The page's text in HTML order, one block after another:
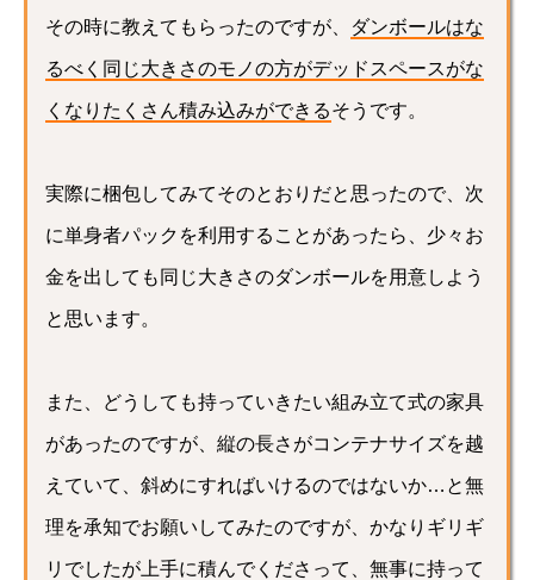
その時に教えてもらったのですが、 ダンボールはな
るべく同じ大きさのモノの方がデッドスペースがな
くなりたくさん積み込みができるそうです。
実際に梱包してみてそのとおりだと思ったので、次
に単身者パックを利用することがあったら、少々お
金を出しても同じ大きさのダンボールを用意しよう
と思います。
また、どうしても持っていきたい組み立て式の家具
があったのですが、縦の長さがコンテナサイズを越
えていて、斜めにすればいけるのではないか…と無
理を承知でお願いしてみたのですが、かなりギリギ
リでしたが上手に積んでくださって、無事に持って